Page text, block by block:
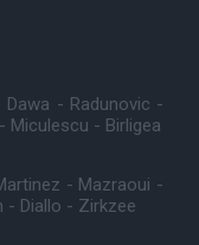
Dawa - Radunovic -
Miculescu - Birligea
- Mazraoui -
- Diallo - Zirkzee